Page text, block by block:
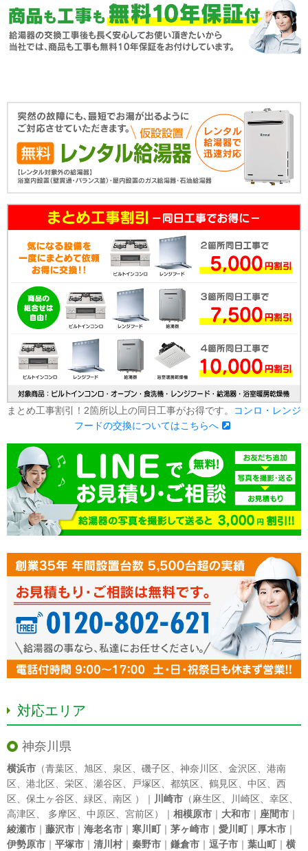
まとめ工事割引！2箇所以上の同日工事がお得です。
コンロ・レンジ
フードの交換についてはこちらへ
対応エリア
神奈川県
横浜市 （青葉区、 旭区、 泉区、 磯子区、 神奈川区、 金沢区、 港南
区、 港北区、 栄区、 瀬谷区、 戸塚区、 都筑区、 鶴見区、 中区、 西
区、 保土ヶ谷区、 緑区、 南区 ）｜ 川崎市 （麻生区、 川崎区、 幸区、
高津区、 多摩区、 中原区、 宮前区）｜ 相模原市 ｜ 大和市 ｜ 座間市 ｜
綾瀬市 ｜ 藤沢市 ｜ 海老名市 ｜ 寒川町｜ 茅ヶ崎市 ｜ 愛川町｜ 厚木市 ｜
伊勢原市 ｜ 平塚市 ｜ 清川村｜ 秦野市 ｜ 鎌倉市 ｜ 逗子市 ｜ 葉山町｜ 横